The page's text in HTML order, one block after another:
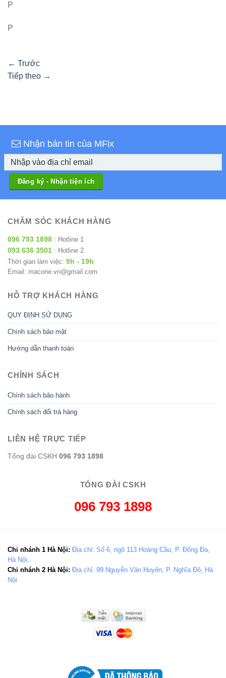
P
P
← Trước
Tiếp theo →
Nhận bản tin của MFix
CHĂM SÓC KHÁCH HÀNG
096 793 1898 : Hotline 1
093 636 3501 : Hotline 2
Thời gian làm việc: 9h - 19h
Email: macone.vn@gmail.com
HỖ TRỢ KHÁCH HÀNG
QUY ĐỊNH SỬ DỤNG
Chính sách bảo mật
Hướng dẫn thanh toán
CHÍNH SÁCH
Chính sách bảo hành
Chính sách đổi trả hàng
LIÊN HỆ TRỰC TIẾP
Tổng đài CSKH 096 793 1898
TỔNG ĐÀI CSKH
096 793 1898
Chi nhánh 1 Hà Nội: Địa chỉ: Số 6, ngõ 113 Hoàng Cầu, P. Đống Đa,
Hà Nội.
Chi nhánh 2 Hà Nội: Địa chỉ: 99 Nguyễn Văn Huyên, P. Nghĩa Đô, Hà
Nội